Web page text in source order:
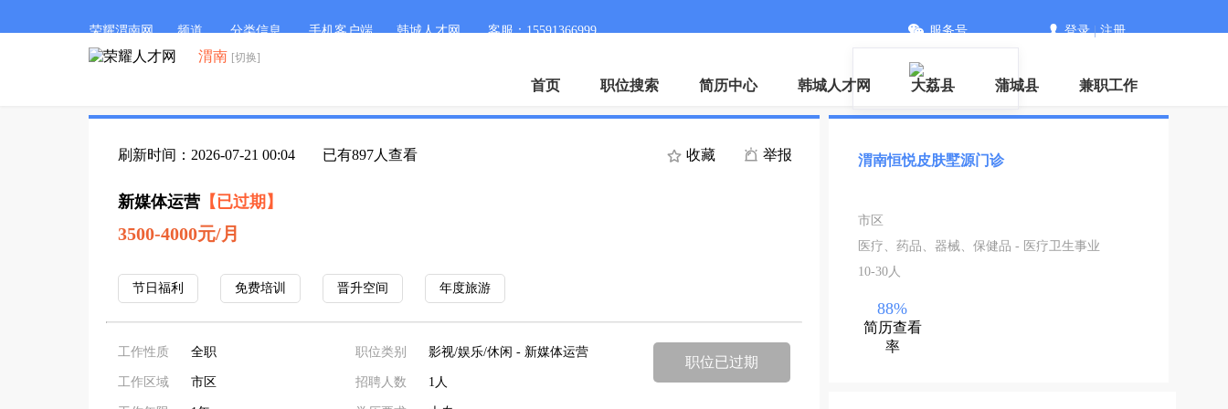
荣耀渭南网 频道 分类信息 手机客户端 韩城人才网 客服：15591366999 服务号 登录|注册
渭南 [切换]
首页 职位搜索 简历中心 韩城人才网 大荔县 蒲城县 兼职工作
刷新时间：2026-07-21 00:04 已有897人查看 收藏 举报
新媒体运营 【已过期】
3500-4000元/月
节日福利 免费培训 晋升空间 年度旅游
工作性质 全职
工作区域 市区
职位类别 影视/娱乐/休闲 - 新媒体运营
招聘人数 1人
职位已过期
渭南恒悦皮肤墅源门诊
市区
医疗、药品、器械、保健品 - 医疗卫生事业
10-30人
88%
简历查看
率